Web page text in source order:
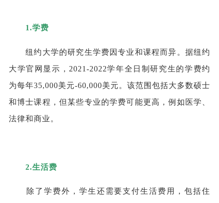
1.学费
纽约大学的研究生学费因专业和课程而异。据纽约
大学官网显示，2021-2022学年全日制研究生的学费约
为每年35,000美元-60,000美元。该范围包括大多数硕士
和博士课程，但某些专业的学费可能更高，例如医学、
法律和商业。
2.生活费
除了学费外，学生还需要支付生活费用，包括住